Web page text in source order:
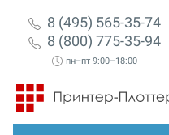
8 (495) 565-35-74
8 (800) 775-35-94
пн–пт 9:00–18:00